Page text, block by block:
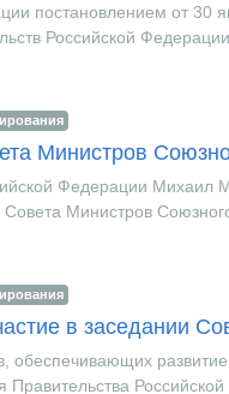
постановлением от
Российской
Министров
Федерации
Министров
в заседании
обеспечивающих
Российской